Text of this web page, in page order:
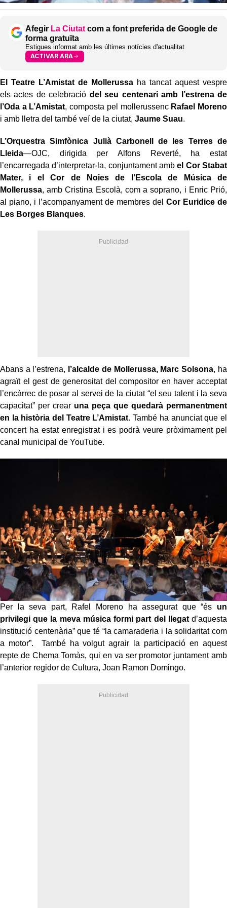
Afegir La Ciutat com a font preferida de Google de
forma gratuïta
Estigues informat amb les últimes notícies d'actualitat
ACTIVAR ARA
El Teatre L’Amistat de Mollerussaha tancat aquest vespre
els actes de celebració del seu centenari amb l’estrena de
l’Oda a L’Amistat, composta pel mollerussenc Rafael Moreno
i amb lletra del també veí de la ciutat, Jaume Suau.
L’Orquestra Simfònica Julià Carbonell de les Terres de
Lleida—OJC, dirigida per Alfons Reverté, ha estat
l’encarregada d’interpretar-la, conjuntament ambel Cor Stabat
Mater, i el Cor de Noies de l’Escola de Música de
Mollerussa, amb Cristina Escolà, com a soprano, i Enric Prió,
al piano, i l’acompanyament de membres del Cor Euridice de
Les Borges Blanques.
Abans a l’estrena, l’alcalde de Mollerussa, Marc Solsona, ha
agraït el gest de generositat del compositor en haver acceptat
l’encàrrec de posar al servei de la ciutat “el seu talent i la seva
capacitat” per crear una peça que quedarà permanentment
en la història del Teatre L’Amistat. També ha anunciat que el
concert ha estat enregistrat i es podrà veure pròximament pel
canal municipal de YouTube.
Per la seva part, Rafel Moreno ha assegurat que “és un
privilegi que la meva música formi part del llegatd’aquesta
institució centenària” que té “la camaraderia i la solidaritat com
a motor”. També ha volgut agrair la participació en aquest
repte de Chema Tomàs, qui en va ser promotor juntament amb
l’anterior regidor de Cultura, Joan Ramon Domingo.